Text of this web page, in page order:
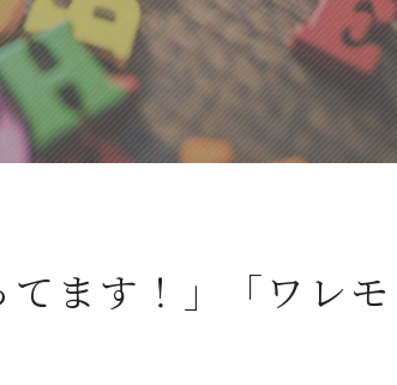
てます！」「ワレ